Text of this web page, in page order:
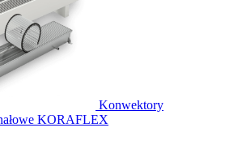
Konwektory
KORAFLEX